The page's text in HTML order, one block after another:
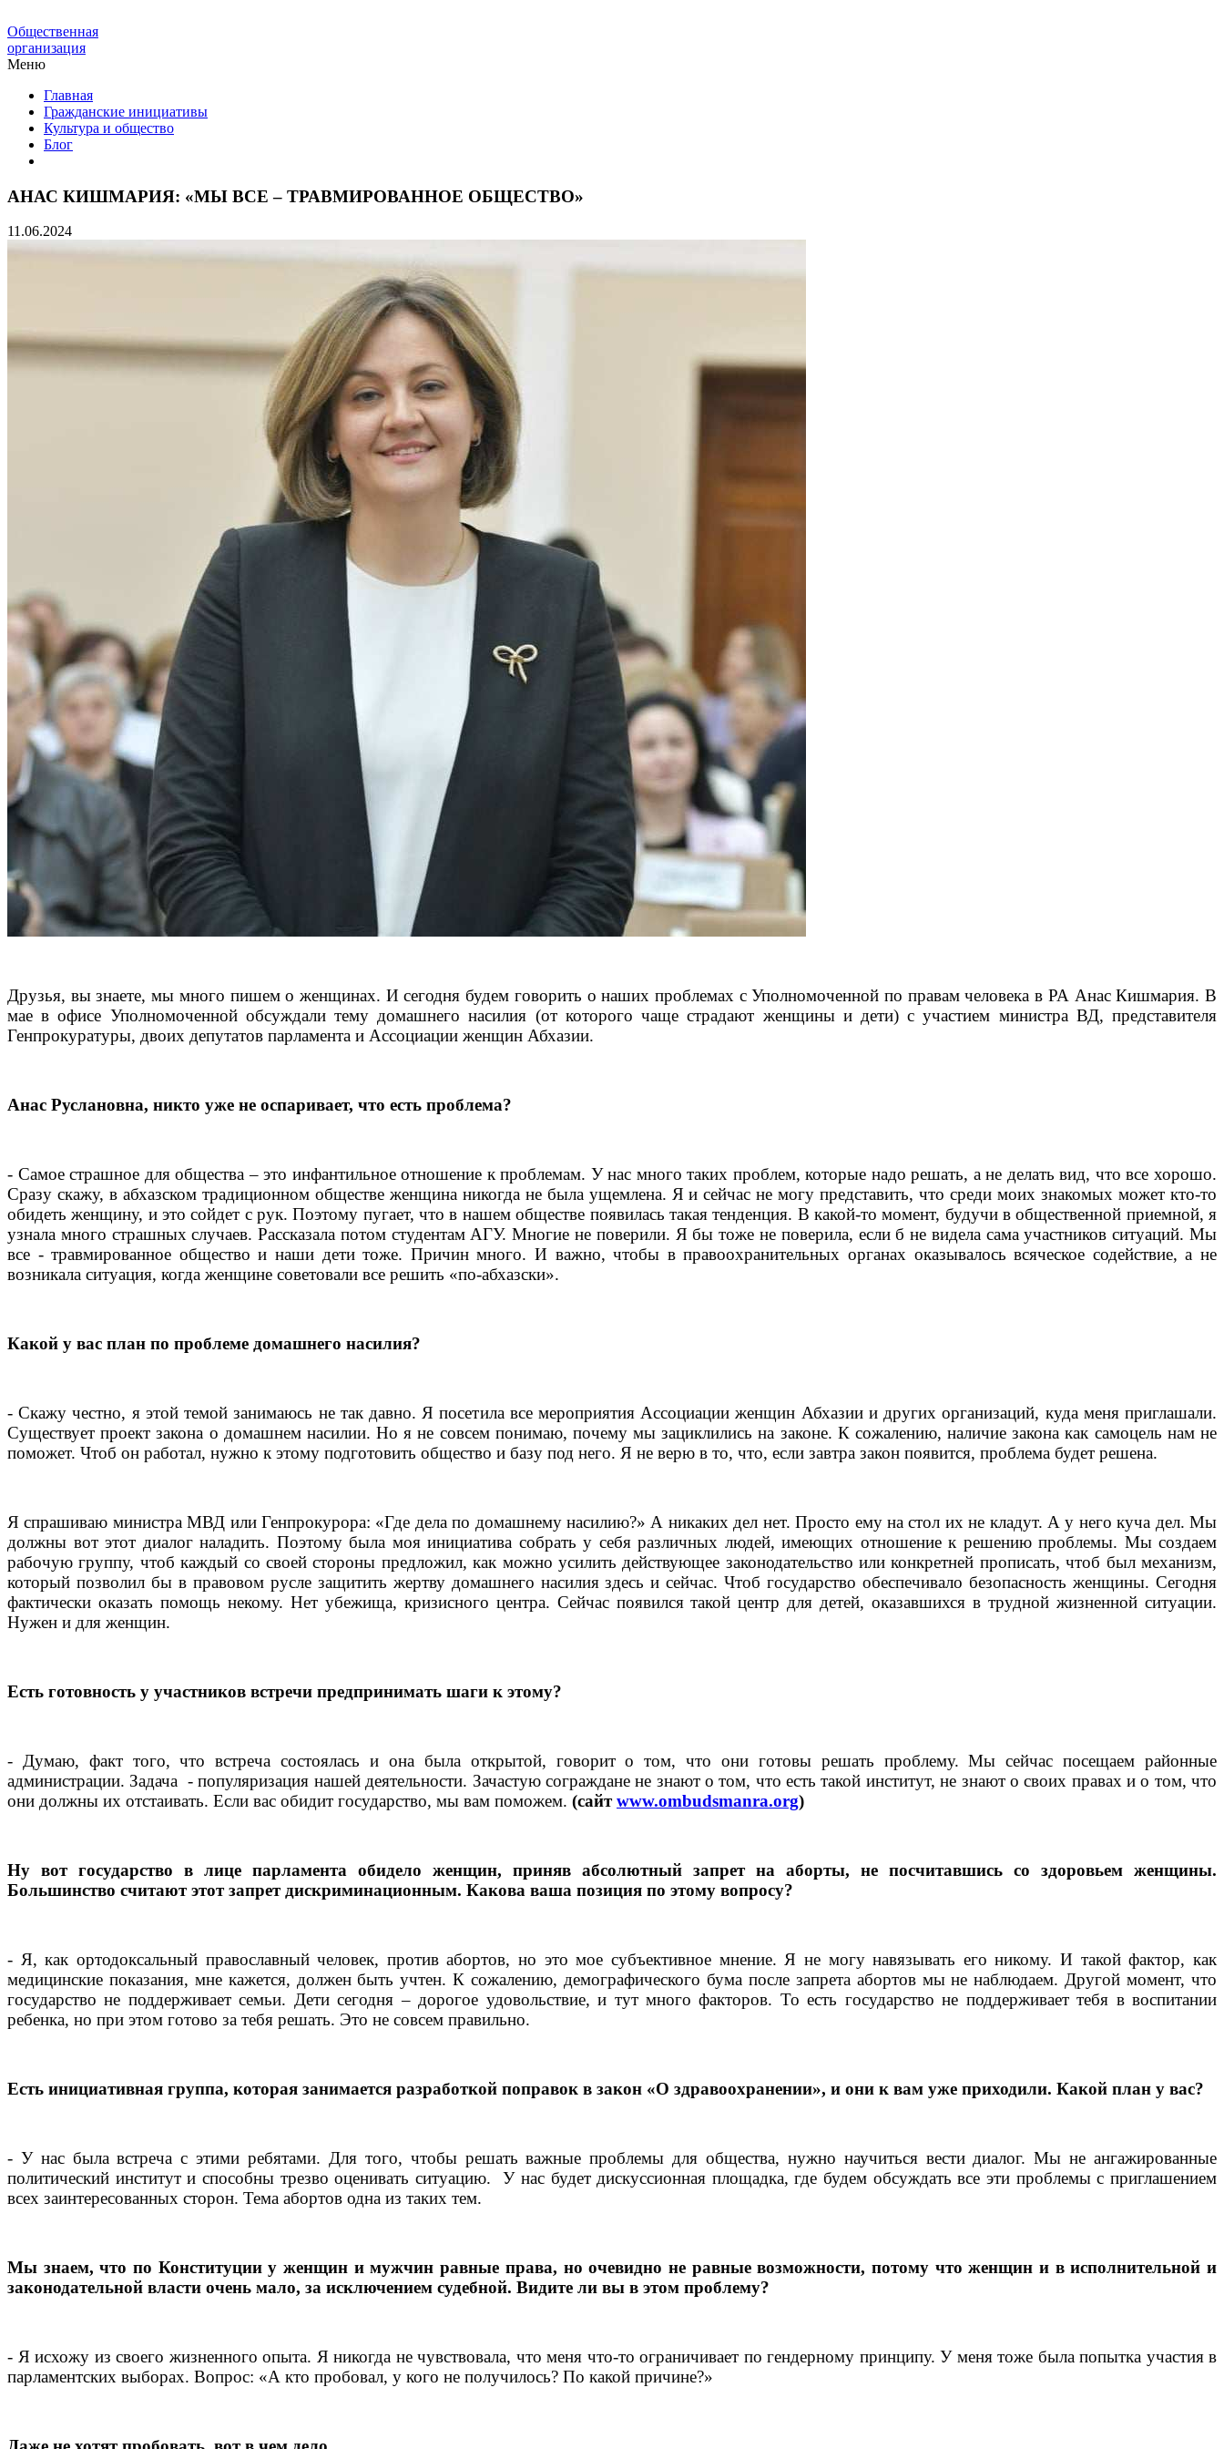
Общественная
организация
Меню
Главная
Гражданские инициативы
Культура и общество
Блог
АНАС КИШМАРИЯ: «МЫ ВСЕ – ТРАВМИРОВАННОЕ ОБЩЕСТВО»
11.06.2024
Друзья, вы знаете, мы много пишем о женщинах. И сегодня будем говорить о наших проблемах с Уполномоченной по правам человека в РА Анас Кишмария. В
мае в офисе Уполномоченной обсуждали тему домашнего насилия (от которого чаще страдают женщины и дети) с участием министра ВД, представителя
Генпрокуратуры, двоих депутатов парламента и Ассоциации женщин Абхазии.
Анас Руслановна, никто уже не оспаривает, что есть проблема?
- Самое страшное для общества – это инфантильное отношение к проблемам. У нас много таких проблем, которые надо решать, а не делать вид, что все хорошо.
Сразу скажу, в абхазском традиционном обществе женщина никогда не была ущемлена. Я и сейчас не могу представить, что среди моих знакомых может кто-то
обидеть женщину, и это сойдет с рук. Поэтому пугает, что в нашем обществе появилась такая тенденция. В какой-то момент, будучи в общественной приемной, я
узнала много страшных случаев. Рассказала потом студентам АГУ. Многие не поверили. Я бы тоже не поверила, если б не видела сама участников ситуаций. Мы
все - травмированное общество и наши дети тоже. Причин много. И важно, чтобы в правоохранительных органах оказывалось всяческое содействие, а не
возникала ситуация, когда женщине советовали все решить «по-абхазски».
Какой у вас план по проблеме домашнего насилия?
- Скажу честно, я этой темой занимаюсь не так давно. Я посетила все мероприятия Ассоциации женщин Абхазии и других организаций, куда меня приглашали.
Существует проект закона о домашнем насилии. Но я не совсем понимаю, почему мы зациклились на законе. К сожалению, наличие закона как самоцель нам не
поможет. Чтоб он работал, нужно к этому подготовить общество и базу под него. Я не верю в то, что, если завтра закон появится, проблема будет решена.
Я спрашиваю министра МВД или Генпрокурора: «Где дела по домашнему насилию?» А никаких дел нет. Просто ему на стол их не кладут. А у него куча дел. Мы
должны вот этот диалог наладить. Поэтому была моя инициатива собрать у себя различных людей, имеющих отношение к решению проблемы. Мы создаем
рабочую группу, чтоб каждый со своей стороны предложил, как можно усилить действующее законодательство или конкретней прописать, чтоб был механизм,
который позволил бы в правовом русле защитить жертву домашнего насилия здесь и сейчас. Чтоб государство обеспечивало безопасность женщины. Сегодня
фактически оказать помощь некому. Нет убежища, кризисного центра. Сейчас появился такой центр для детей, оказавшихся в трудной жизненной ситуации.
Нужен и для женщин.
Есть готовность у участников встречи предпринимать шаги к этому?
- Думаю, факт того, что встреча состоялась и она была открытой, говорит о том, что они готовы решать проблему. Мы сейчас посещаем районные
администрации. Задача - популяризация нашей деятельности. Зачастую сограждане не знают о том, что есть такой институт, не знают о своих правах и о том, что
они должны их отстаивать. Если вас обидит государство, мы вам поможем. (сайтwww.ombudsmanra.org)
Ну вот государство в лице парламента обидело женщин, приняв абсолютный запрет на аборты, не посчитавшись со здоровьем женщины.
Большинство считают этот запрет дискриминационным. Какова ваша позиция по этому вопросу?
- Я, как ортодоксальный православный человек, против абортов, но это мое субъективное мнение. Я не могу навязывать его никому. И такой фактор, как
медицинские показания, мне кажется, должен быть учтен. К сожалению, демографического бума после запрета абортов мы не наблюдаем. Другой момент, что
государство не поддерживает семьи. Дети сегодня – дорогое удовольствие, и тут много факторов. То есть государство не поддерживает тебя в воспитании
ребенка, но при этом готово за тебя решать. Это не совсем правильно.
Есть инициативная группа, которая занимается разработкой поправок в закон «О здравоохранении», и они к вам уже приходили. Какой план у вас?
- У нас была встреча с этими ребятами. Для того, чтобы решать важные проблемы для общества, нужно научиться вести диалог. Мы не ангажированные
политический институт и способны трезво оценивать ситуацию.
У нас будет дискуссионная площадка, где будем обсуждать все эти проблемы с приглашением
всех заинтересованных сторон. Тема абортов одна из таких тем.
Мы знаем, что по Конституции у женщин и мужчин равные права, но очевидно не равные возможности, потому что женщин и в исполнительной и
законодательной власти очень мало, за исключением судебной. Видите ли вы в этом проблему?
- Я исхожу из своего жизненного опыта. Я никогда не чувствовала, что меня что-то ограничивает по гендерному принципу. У меня тоже была попытка участия в
парламентских выборах. Вопрос: «А кто пробовал, у кого не получилось? По какой причине?»